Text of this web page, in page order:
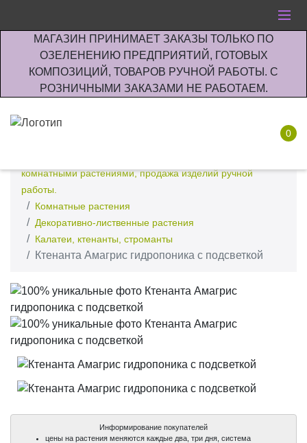
МАГАЗИН ПРИНИМАЕТ ЗАКАЗЫ ТОЛЬКО ПО
ОЗЕЛЕНЕНИЮ ПРЕДПРИЯТИЙ, ГОТОВЫХ
КОМПОЗИЦИЙ, ТОВАРОВ РУЧНОЙ РАБОТЫ. С
РОЗНИЧНЫМИ ЗАКАЗАМИ НЕ РАБОТАЕМ.
0
комнатными растениями, продажа изделий ручной
работы.
Комнатные растения
Декоративно-лиственные растения
Калатеи, ктенанты, строманты
Ктенанта Амагрис гидропоника с подсветкой
Информирование покупателей
цены на растения меняются каждые два, три дня, система